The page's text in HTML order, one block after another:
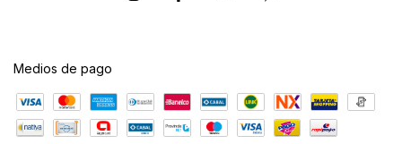
Medios de pago